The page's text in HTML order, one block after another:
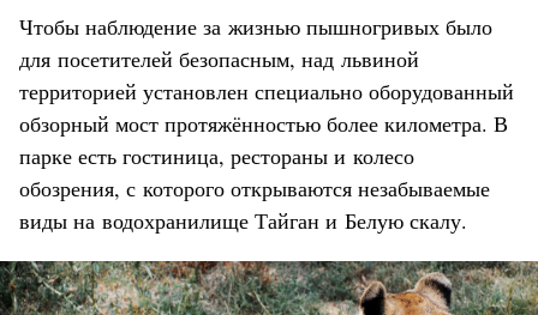
Чтобы наблюдение за жизнью пышногривых было
для посетителей безопасным, над львиной
территорией установлен специально оборудованный
обзорный мост протяжённостью более километра. В
парке есть гостиница, рестораны и колесо
обозрения, с которого открываются незабываемые
виды на водохранилище Тайган и Белую скалу.